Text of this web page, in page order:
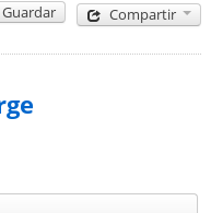
Guardar Compartir